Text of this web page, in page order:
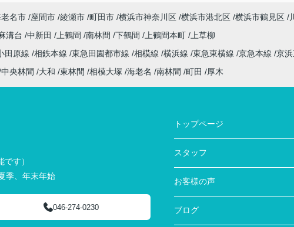
名市 座間市 綾瀬市 町田市 横浜市神奈川区 横浜市港北区 横浜市鶴見区
溝台 中新田 上鶴間 南林間 下鶴間 上鶴間本町
上草柳
田原線 相鉄本線 東急田園都市線 相模線 横浜線 東急東横線 京急本線 京
中央林間 大和 東林間 相模大塚 海老名 南林間 町田 厚木
す）
季、年末年始
046-274-0230
トップページ
スタッフ
お客様の声
ブログ